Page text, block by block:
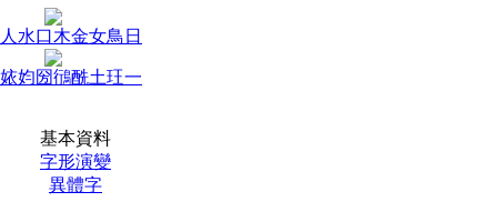
人 水口木金女鳥 日
㛄㚬圀鴴酰土玨一
基本資料
字形演變
異體字